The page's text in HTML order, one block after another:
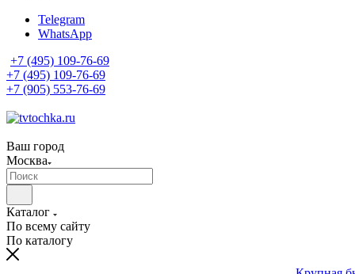
Telegram
WhatsApp
+7 (495) 109-76-69
+7 (495) 109-76-69
+7 (905) 553-76-69
Ваш город
Москва
Каталог
По всему сайту
По каталогу